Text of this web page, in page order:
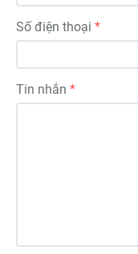
Số điện thoại
Tin nhắn